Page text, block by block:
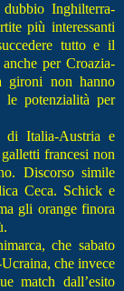
Inghilterra-
più interessanti
tutto e il
per Croazia-
gironi non hanno
le potenzialità per
di Italia-Austria e
francesi non
Discorso simile
Ceca. Schick e
gli orange finora
che sabato
che invece
match dall’esito